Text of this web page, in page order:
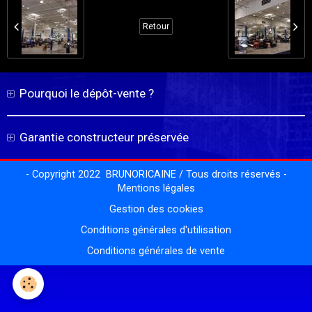
Retour
Pourquoi le dépôt-vente ?
Garantie constructeur préservée
- Copyright 2022 BRUNORICAINE / Tous droits réservés -
Mentions légales
Gestion des cookies
Conditions générales d'utilisation
Conditions générales de vente